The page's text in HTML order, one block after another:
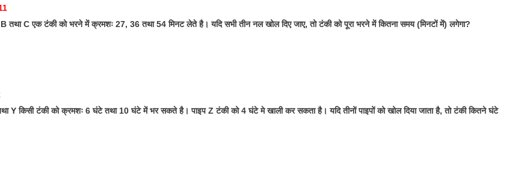
C एक टंकी को भरने में क्रमशः 27, 36 तथा 54 मिनट लेते है। यदि सभी तीन नल खोल दिए जाए, तो टंकी को पूरा भरने में कितना समय (मिनटों में) लगेगा?
Y किसी टंकी को क्रमशः 6 घंटे तथा 10 घंटे में भर सकते है। पाइप Z टंकी को 4 घंटे मे खाली कर सकता है। यदि तीनों पाइपों को खोल दिया जाता है, तो टंकी कितने घंटे